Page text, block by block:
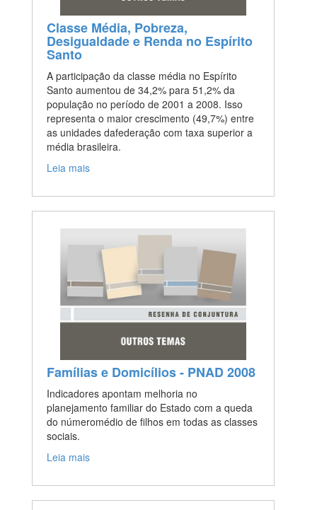
Classe Média, Pobreza,
Desigualdade e Renda no Espírito
Santo
A participação da classe média no Espírito
Santo aumentou de 34,2% para 51,2% da
população no período de 2001 a 2008. Isso
representa o maior crescimento (49,7%) entre
as unidades dafederação com taxa superior a
média brasileira.
Leia mais
Famílias e Domicílios - PNAD 2008
Indicadores apontam melhoria no
planejamento familiar do Estado com a queda
do númeromédio de filhos em todas as classes
sociais.
Leia mais